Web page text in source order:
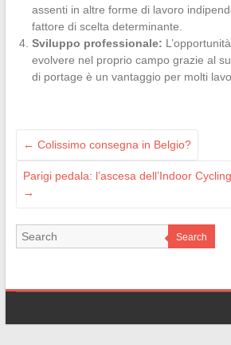
assenti in altre forme di lavoro
fattore di scelta determinante.
Sviluppo professionale:
evolvere nel proprio campo grazie al
di portage è un vantaggio per molti
← Colissimo consegna in Belgio?
Parigi pedala: l’ascesa dell’Indoor
→
Search